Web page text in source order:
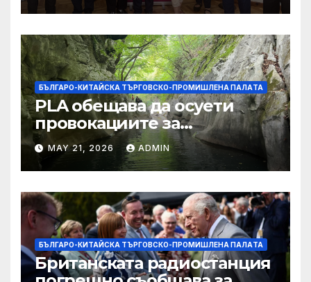
БЪЛГАРО-КИТАЙСКА ТЪРГОВСКО-ПРОМИШЛЕНА ПАЛAТА
PLA обещава да осуети
провокациите за
„независимост на Тайван“.
MAY 21, 2026 ADMIN
БЪЛГАРО-КИТАЙСКА ТЪРГОВСКО-ПРОМИШЛЕНА ПАЛAТА
Британската радиостанция